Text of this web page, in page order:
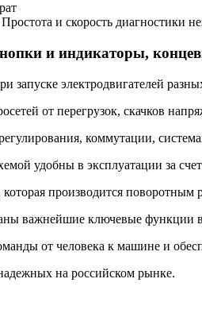
и скорость диагностики
и индикаторы,
электродвигателей
от перегрузок, скачков
коммутации,
удобны в эксплуатации за
производится поворотным
важнейшие ключевые функции
от человека к машине и
на российском рынке.